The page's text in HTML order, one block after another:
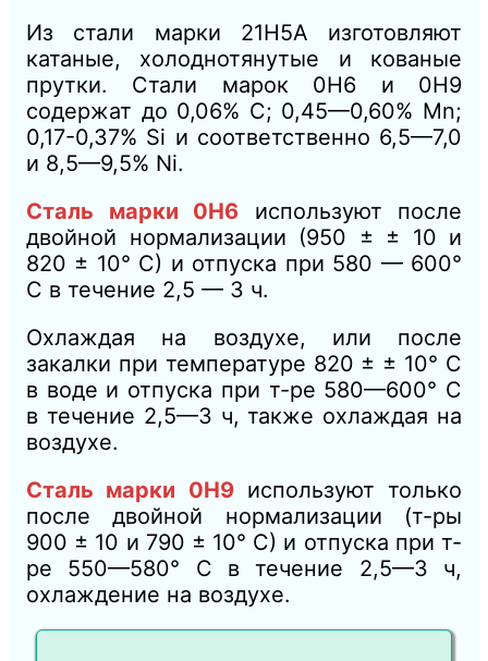
Из стали марки 21Н5А изготовляют
катаные, холоднотянутые и кованые
прутки. Стали марок 0Н6 и 0Н9
содержат до 0,06% С; 0,45—0,60% Мn;
0,17-0,37% Si и соответственно 6,5—7,0
и 8,5—9,5% Ni.
Сталь марки 0Н6 используют после
двойной нормализации (950 ± ± 10 и
820 ± 10° С) и отпуска при 580 — 600°
С в течение 2,5 — 3 ч.
Охлаждая на воздухе, или после
закалки при температуре 820 ± ± 10° С
в воде и отпуска при т-ре 580—600° С
в течение 2,5—3 ч, также охлаждая на
воздухе.
Сталь марки 0Н9используют только
после двойной нормализации (т-ры
900 ± 10 и 790 ± 10° С) и отпуска при т-
ре 550—580° С в течение 2,5—3 ч,
охлаждение на воздухе.